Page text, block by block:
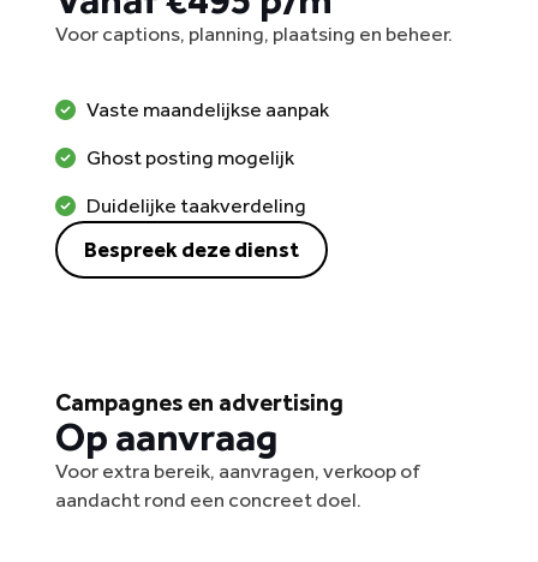
Voor captions, planning, plaatsing en beheer.
Vaste maandelijkse aanpak
Ghost posting mogelijk
Duidelijke taakverdeling
Bespreek deze dienst
Campagnes en advertising
Op aanvraag
Voor extra bereik, aanvragen, verkoop of
aandacht rond een concreet doel.